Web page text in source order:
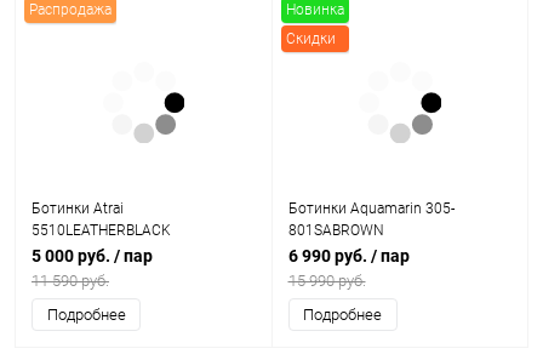
Распродажа
Ботинки Atrai
5510LEATHERBLACK
5 000 руб. / пар
11 590 руб.
Подробнее
Новинка
Скидки
Ботинки Aquamarin 305-
801SABROWN
6 990 руб. / пар
15 990 руб.
Подробнее